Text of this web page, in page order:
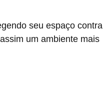
seu espaço contra
um ambiente mais